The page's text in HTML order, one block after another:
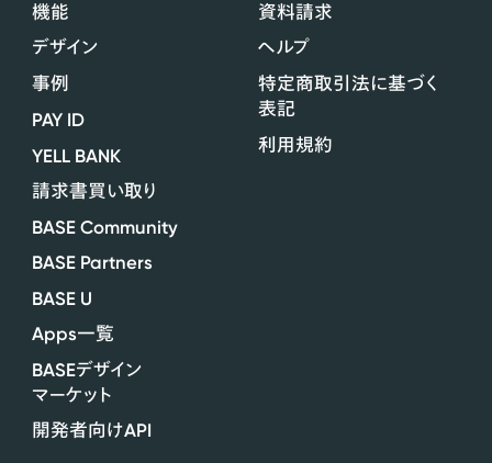
機能
デザイン
事例
PAY ID
YELL BANK
請求書買い取り
BASE Community
BASE Partners
BASE U
Apps一覧
BASEデザイン
マーケット
開発者向けAPI
資料請求
ヘルプ
特定商取引法に基づく
表記
利用規約